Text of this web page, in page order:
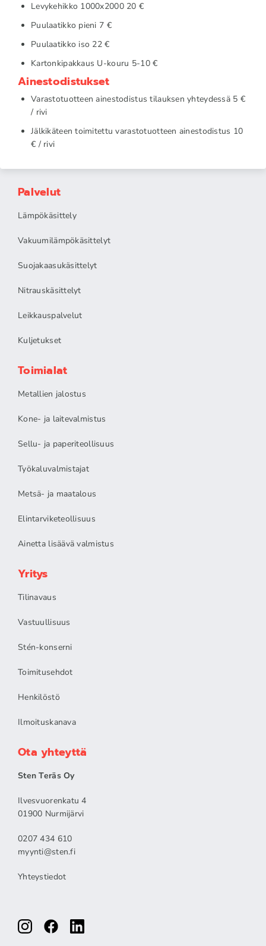
Levykehikko 1000x2000 20 €
Puulaatikko pieni 7 €
Puulaatikko iso 22 €
Kartonkipakkaus U-kouru 5-10 €
Ainestodistukset
Varastotuotteen ainestodistus tilauksen yhteydessä 5 €
/ rivi
Jälkikäteen toimitettu varastotuotteen ainestodistus 10
€ / rivi
Palvelut
Lämpökäsittely
Vakuumilämpökäsittelyt
Suojakaasukäsittelyt
Nitrauskäsittelyt
Leikkauspalvelut
Kuljetukset
Toimialat
Metallien jalostus
Kone- ja laitevalmistus
Sellu- ja paperiteollisuus
Työkaluvalmistajat
Metsä- ja maatalous
Elintarviketeollisuus
Ainetta lisäävä valmistus
Yritys
Tilinavaus
Vastuullisuus
Stén-konserni
Toimitusehdot
Henkilöstö
Ilmoituskanava
Ota yhteyttä
Sten Teräs Oy
Ilvesvuorenkatu 4
01900 Nurmijärvi
0207 434 610
myynti@sten.fi
Yhteystiedot